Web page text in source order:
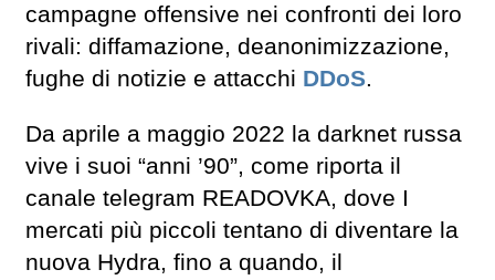
campagne offensive nei confronti dei loro
rivali: diffamazione, deanonimizzazione,
fughe di notizie e attacchi DDoS.
Da aprile a maggio 2022 la darknet russa
vive i suoi “anni ’90”, come riporta il
canale telegram READOVKA, dove I
mercati più piccoli tentano di diventare la
nuova Hydra, fino a quando, il